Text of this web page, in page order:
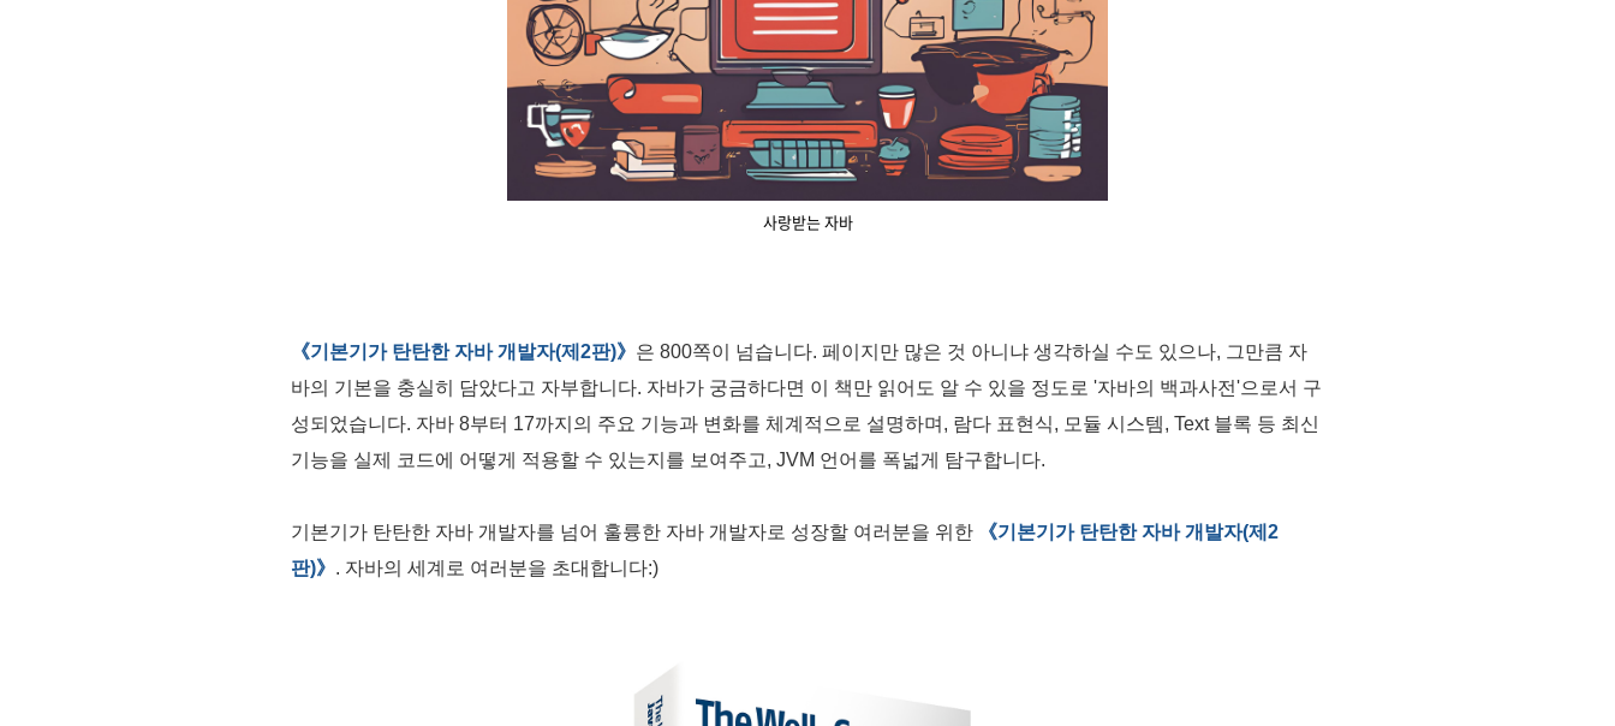
사랑받는 자바
《기본기가 탄탄한 자바 개발자(제2판)》 은 800쪽이 넘습니다. 페이지만 많은 것 아니냐 생각하실 수도 있으나, 그만큼 자
바의 기본을 충실히 담았다고 자부합니다. 자바가 궁금하다면 이 책만 읽어도 알 수 있을 정도로 '자바의 백과사전'으로서 구
성되었습니다. 자바 8부터 17까지의 주요 기능과 변화를 체계적으로 설명하며, 람다 표현식, 모듈 시스템, Text 블록 등 최신
기능을 실제 코드에 어떻게 적용할 수 있는지를 보여주고, JVM 언어를 폭넓게 탐구합니다.
기본기가 탄탄한 자바 개발자를 넘어 훌륭한 자바 개발자로 성장할 여러분을 위한
《기본기가 탄탄한 자바 개발자(제2
판)》 . 자바의 세계로 여러분을 초대합니다:)